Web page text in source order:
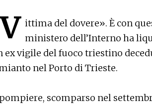
ittima del dovere». È con
ministero dell’Interno ha
ex vigile del fuoco triestino
nel Porto di Trieste.
pompiere, scomparso nel